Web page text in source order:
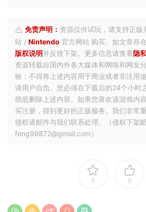
免责声明： 资源仅供试玩，请支持正版
站 / Nintendo 官方网站 购买。如文章存
版权说明并反馈下架。更多信息请查看隐
资源转载自国内外各大媒体和网络和网友
验；不得将上述内容用于商业或者非法用
请用户自负。您必须在下载后的24个小时
彻底删除上述内容。如果您喜欢该游戏内
买注册，得到更好的正版服务。我们非常
侵权请邮件与我们联系处理。（侵权下架邮
feng99872@gmail.com）
0 0